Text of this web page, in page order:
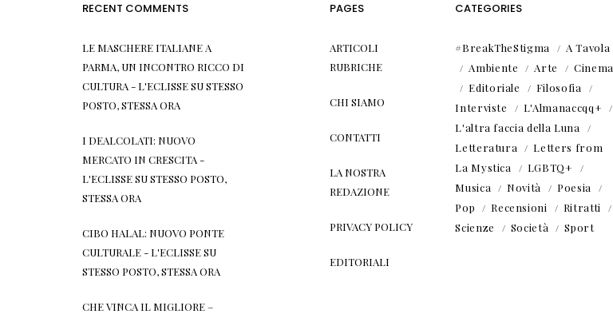
RECENT COMMENTS
LE MASCHERE ITALIANE A
PARMA, UN INCONTRO RICCO DI
CULTURA - L'ECLISSESUSTESSO
POSTO, STESSA ORA
I DEALCOLATI: NUOVO
MERCATO IN CRESCITA -
L'ECLISSESUSTESSO POSTO,
STESSA ORA
CIBO HALAL: NUOVO PONTE
CULTURALE - L'ECLISSESU
STESSO POSTO, STESSA ORA
CHE VINCA IL MIGLIORE –
PAGES
ARTICOLI
RUBRICHE
CHI SIAMO
CONTATTI
LA NOSTRA
REDAZIONE
PRIVACY POLICY
EDITORIALI
CATEGORIES
#BreakTheStigma
A Tavola
Ambiente
Arte
Cinema
Editoriale
Filosofia
Interviste
L'Almanaccqq+
L'altra faccia della Luna
Letteratura
Letters from
La Mystica
LGBTQ+
Musica
Novità
Poesia
Pop
Recensioni
Ritratti
Scienze
Società Sport